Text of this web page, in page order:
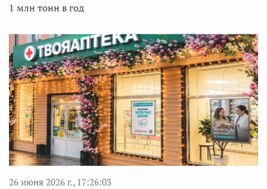
1 млн тонн в год
26 июня 2026 г., 17:26:03